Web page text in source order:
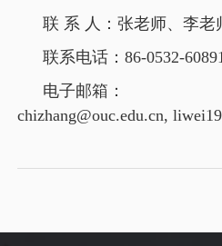
联 系 人：张老师、李老
联系电话：86-0532-
电子邮箱：
chizhang@ouc.edu.cn,